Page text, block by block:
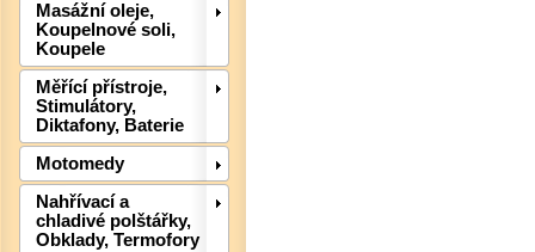
Masážní oleje,
Koupelnové soli,
Koupele
Měřící přístroje,
Stimulátory,
Diktafony, Baterie
Motomedy
Nahřívací a
chladivé polštářky,
Obklady, Termofory